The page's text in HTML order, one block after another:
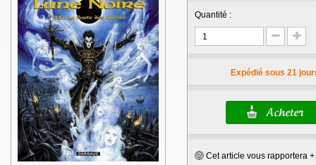
Quantité :
Expédié sous 21
Cet article vous rapportera +